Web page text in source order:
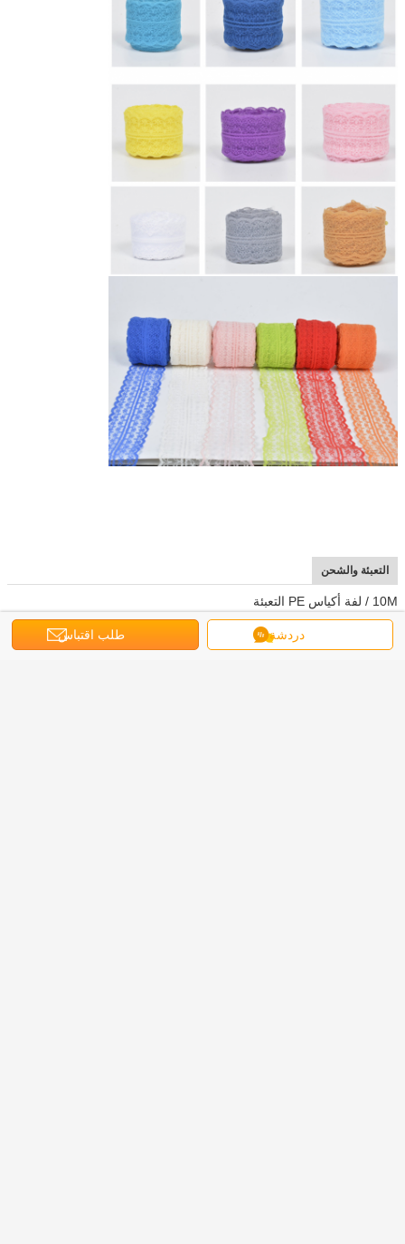
التعبئة والشحن
10M / لفة أكياس PE التعبئة
جميعهم لديهم مخزون ، شحن سريع
دردشة طلب اقتباس